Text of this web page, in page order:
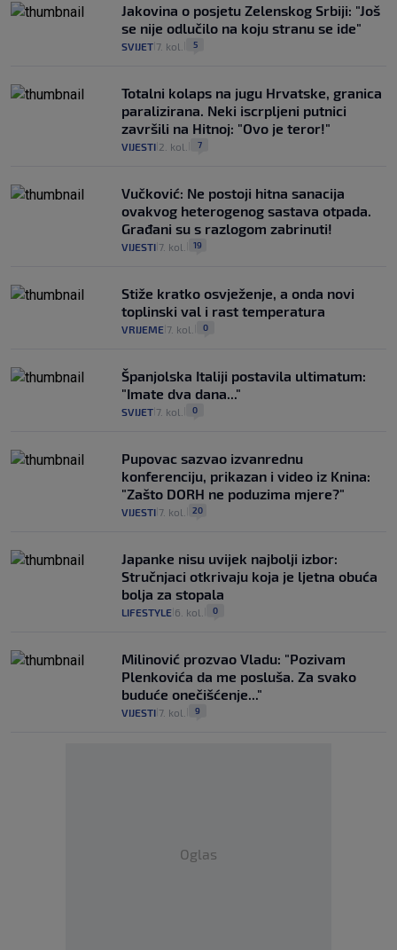
Jakovina o posjetu Zelenskog Srbiji: "Još
se nije odlučilo na koju stranu se ide"
SVIJET 7. kol. 5
Totalni kolaps na jugu Hrvatske, granica
paralizirana. Neki iscrpljeni putnici
završili na Hitnoj: "Ovo je teror!"
VIJESTI 2. kol. 7
Vučković: Ne postoji hitna sanacija
ovakvog heterogenog sastava otpada.
Građani su s razlogom zabrinuti!
VIJESTI 7. kol. 19
Stiže kratko osvježenje, a onda novi
toplinski val i rast temperatura
VRIJEME 7. kol. 0
Španjolska Italiji postavila ultimatum:
"Imate dva dana..."
SVIJET 7. kol. 0
Pupovac sazvao izvanrednu
konferenciju, prikazan i video iz Knina:
"Zašto DORH ne poduzima mjere?"
VIJESTI 7. kol. 20
Japanke nisu uvijek najbolji izbor:
Stručnjaci otkrivaju koja je ljetna obuća
bolja za stopala
LIFESTYLE 6. kol. 0
Milinović prozvao Vladu: "Pozivam
Plenkovića da me posluša. Za svako
buduće onečišćenje..."
VIJESTI 7. kol. 9
Oglas